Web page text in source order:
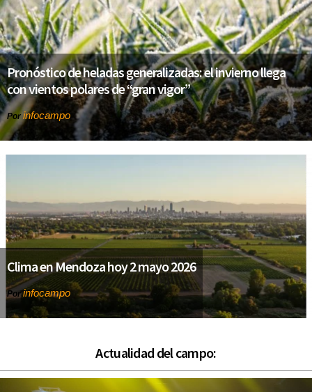
Pronóstico de heladas generalizadas: el invierno llega
con vientos polares de “gran vigor”
Por infocampo
Clima en Mendoza hoy 2 mayo 2026
Porinfocampo
Actualidad del campo: